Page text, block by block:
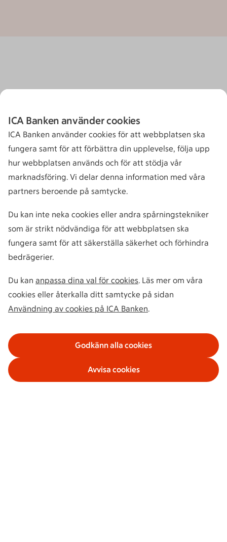
ICA Banken använder cookies
ICA Banken använder cookies för att webbplatsen ska
fungera samt för att förbättra din upplevelse, följa upp
hur webbplatsen används och för att stödja vår
marknadsföring. Vi delar denna information med våra
partners beroende på samtycke.
Du kan inte neka cookies eller andra spårningstekniker
som är strikt nödvändiga för att webbplatsen ska
fungera samt för att säkerställa säkerhet och förhindra
bedrägerier.
Du kan anpassa dina val för cookies. Läs mer om våra
cookies eller återkalla ditt samtycke på sidan
Användning av cookies på ICA Banken.
Godkänn alla cookies
Avvisa cookies